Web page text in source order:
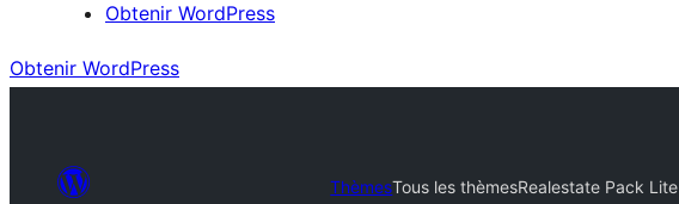
Obtenir WordPress
Obtenir WordPress
ThèmesTous les thèmesRealestate Pack Lite